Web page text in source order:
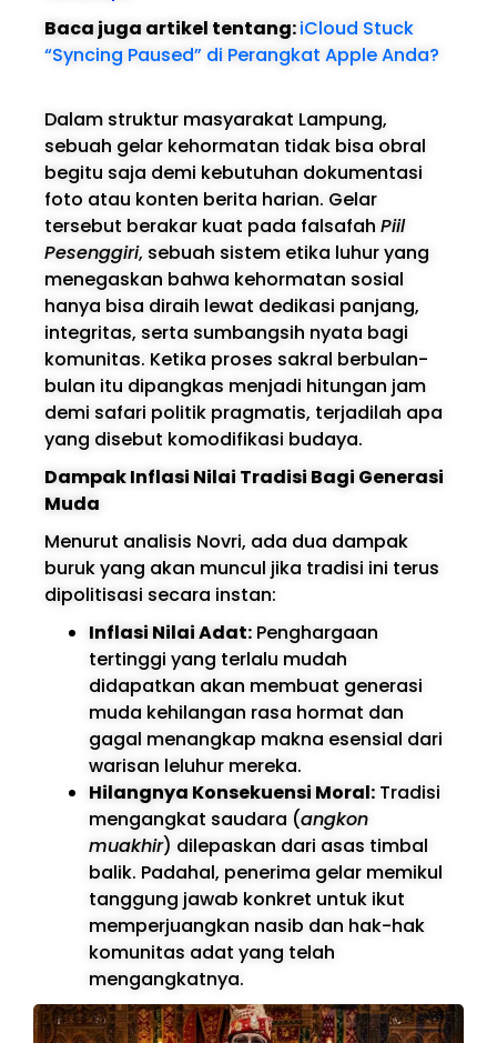
Baca juga artikel tentang:iCloud Stuck
“Syncing Paused” di Perangkat Apple Anda?
Dalam struktur masyarakat Lampung,
sebuah gelar kehormatan tidak bisa obral
begitu saja demi kebutuhan dokumentasi
foto atau konten berita harian. Gelar
tersebut berakar kuat pada falsafah Piil
Pesenggiri, sebuah sistem etika luhur yang
menegaskan bahwa kehormatan sosial
hanya bisa diraih lewat dedikasi panjang,
integritas, serta sumbangsih nyata bagi
komunitas. Ketika proses sakral berbulan-
bulan itu dipangkas menjadi hitungan jam
demi safari politik pragmatis, terjadilah apa
yang disebut komodifikasi budaya.
Dampak Inflasi Nilai Tradisi Bagi Generasi
Muda
Menurut analisis Novri, ada dua dampak
buruk yang akan muncul jika tradisi ini terus
dipolitisasi secara instan:
Inflasi Nilai Adat: Penghargaan
tertinggi yang terlalu mudah
didapatkan akan membuat generasi
muda kehilangan rasa hormat dan
gagal menangkap makna esensial dari
warisan leluhur mereka.
Hilangnya Konsekuensi Moral: Tradisi
mengangkat saudara (angkon
muakhir) dilepaskan dari asas timbal
balik. Padahal, penerima gelar memikul
tanggung jawab konkret untuk ikut
memperjuangkan nasib dan hak-hak
komunitas adat yang telah
mengangkatnya.